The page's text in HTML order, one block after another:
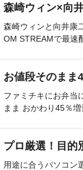
森崎ウィン×向
森崎ウィンと向井康
OM STREAMで最速
お値段そのまま
ファミチキにお弁当
まま おかわり45％
プロ厳選！目的
用途に合うパソコン